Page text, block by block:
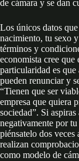
de cámara y se dan
Los únicos datos
nacimiento, tu sexo
términos y
economista cree
particularidad es
pueden renunciar y
“Tienen que ser
empresa que quiera
sociedad”. Si
negativamente por
piénsatelo dos veces
realizan
como modelo de